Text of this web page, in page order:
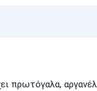
πρωτόγαλα,